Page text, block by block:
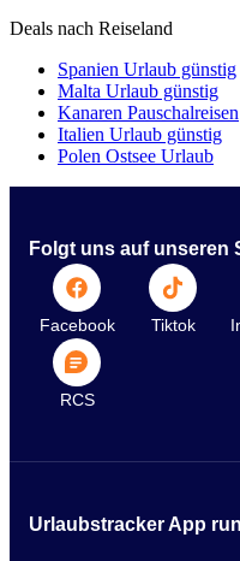
Deals nach Reiseland
Spanien Urlaub günstig
Malta Urlaub günstig
Kanaren Pauschalreisen
Italien Urlaub günstig
Polen Ostsee Urlaub